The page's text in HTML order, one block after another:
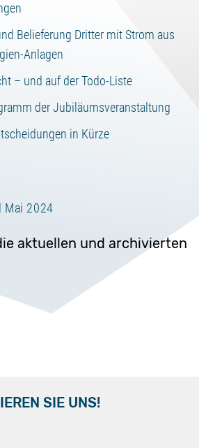
Belieferung Dritter mit Strom aus
Anlagen
– und auf der Todo-Liste
der Jubiläumsveranstaltung
in Kürze
Mai 2024
aktuellen und archivierten
SIE UNS!